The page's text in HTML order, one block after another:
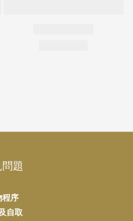
題
程序
自取